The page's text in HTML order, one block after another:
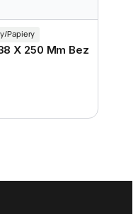
Papiery
X 250 Mm Bez